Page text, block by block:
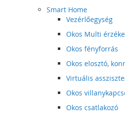
Smart Home
Vezérlőegység
Okos Multi
Okos fényforrás
Okos elosztó,
Virtuális
Okos
Okos csatlakozó